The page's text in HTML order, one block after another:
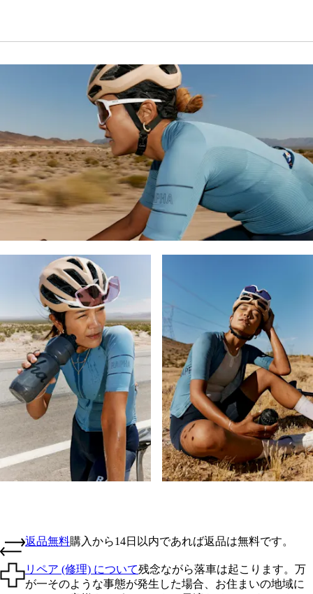
返品無料購入から14日以内であれば返品は無料です。
リペア (修理) について残念ながら落車は起こります。万
が一そのような事態が発生した場合、お住まいの地域に